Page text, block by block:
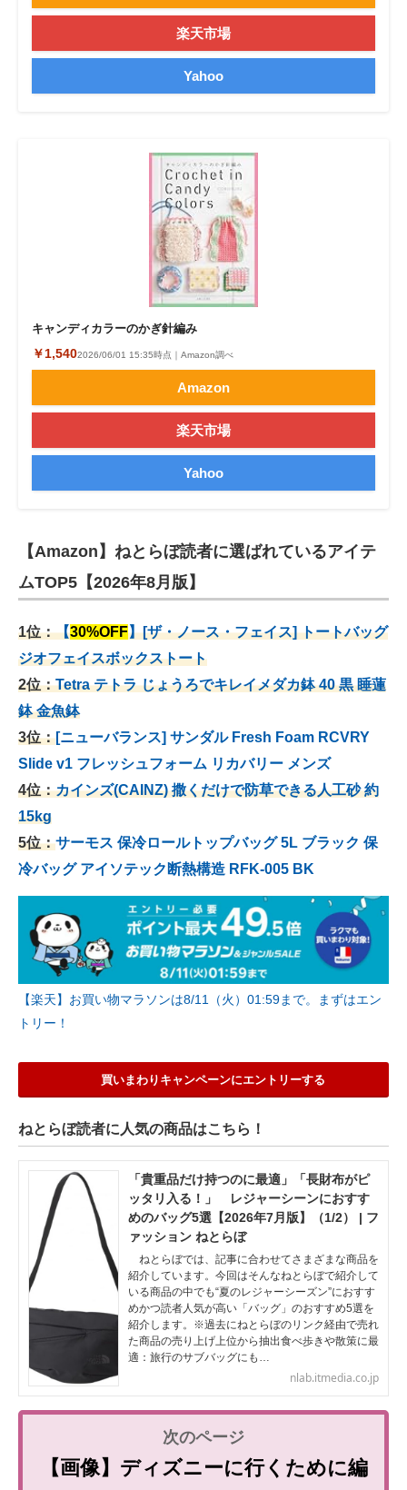
楽天市場
Yahoo
キャンディカラーのかぎ針編み
￥1,5402026/06/01 15:35時点｜Amazon調べ
Amazon
楽天市場
Yahoo
【Amazon】ねとらぼ読者に選ばれているアイテ
ムTOP5【2026年8月版】
1位：【30%OFF】[ザ・ノース・フェイス] トートバッグ
ジオフェイスボックストート
2位：Tetra テトラ じょうろでキレイメダカ鉢 40 黒 睡蓮
鉢 金魚鉢
3位：[ニューバランス] サンダル Fresh Foam RCVRY
Slide v1 フレッシュフォーム リカバリー メンズ
4位：カインズ(CAINZ) 撒くだけで防草できる人工砂 約
15kg
5位：サーモス 保冷ロールトップバッグ 5L ブラック 保
冷バッグ アイソテック断熱構造 RFK-005 BK
【楽天】お買い物マラソンは8/11（火）01:59まで。まずはエン
トリー！
買いまわりキャンペーンにエントリーする
ねとらぼ読者に人気の商品はこちら！
「貴重品だけ持つのに最適」「長財布がピ
ッタリ入る！」 レジャーシーンにおすす
めのバッグ5選【2026年7月版】（1/2） | フ
ァッション ねとらぼ
ねとらぼでは、記事に合わせてさまざまな商品を
紹介しています。今回はそんなねとらぼで紹介して
いる商品の中でも“夏のレジャーシーズン”におすす
めかつ読者人気が高い「バッグ」のおすすめ5選を
紹介します。※過去にねとらぼのリンク経由で売れ
た商品の売り上げ上位から抽出食べ歩きや散策に最
適：旅行のサブバッグにも…
nlab.itmedia.co.jp
【画像】ディズニーに行くために編